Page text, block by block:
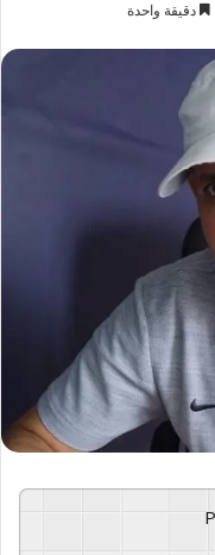
دقيقة واحدة